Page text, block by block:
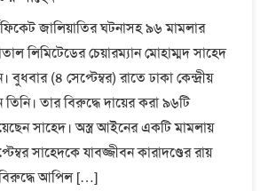
জালিয়াতির ঘটনাসহ ৯৬ মামলার
লিমিটেডের চেয়ারম্যান মোহাম্মদ সাহেদ
বুধবার (৪ সেপ্টেম্বর) রাতে ঢাকা কেন্দ্রীয়
তার বিরুদ্ধে দায়ের করা ৯৬টি
সাহেদ। অস্ত্র আইনের একটি মামলায়
সাহেদকে যাবজ্জীবন কারাদণ্ডের রায়
আপিল […]